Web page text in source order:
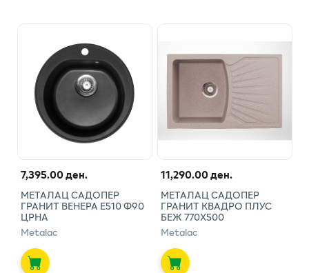
7,395.00 ден.
МЕТАЛАЦ САДОПЕР
ГРАНИТ ВЕНЕРА Е510 Ф90
ЦРНА
Metalac
11,290.00 ден.
МЕТАЛАЦ САДОПЕР
ГРАНИТ КВАДРО ПЛУС
БЕЖ 770Х500
Metalac